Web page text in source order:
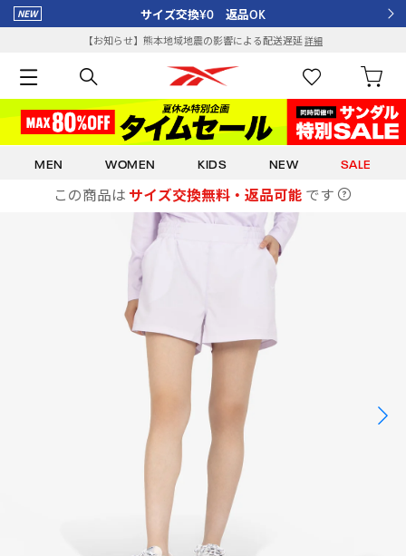
サイズ交換¥0 返品OK
【お知らせ】熊本地域地震の影響による配送遅延詳細
MEN WOMEN KIDS NEW SALE
この商品は サイズ交換無料・返品可能 です